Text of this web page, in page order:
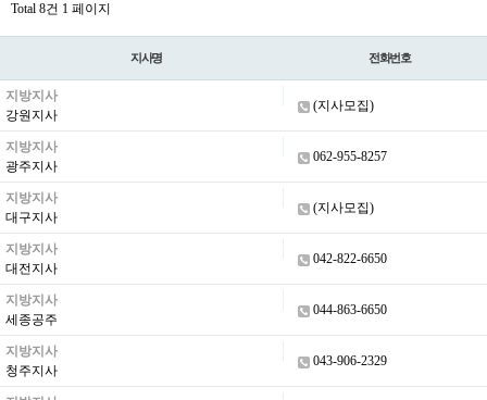
Total 8건 1 페이지
지사명 전화번호
지방지사
강원지사
(지사모집)
지방지사
광주지사
062-955-8257
지방지사
대구지사
(지사모집)
지방지사
대전지사
042-822-6650
지방지사
세종공주
044-863-6650
지방지사
청주지사
043-906-2329